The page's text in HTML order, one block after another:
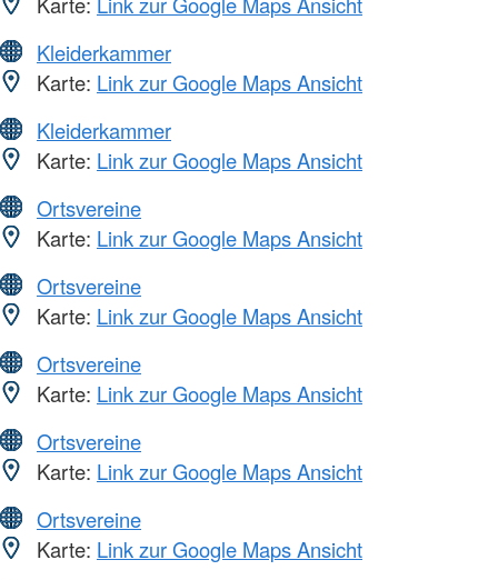
Kleiderkammer
Karte: Link zur Google Maps Ansicht
Kleiderkammer
Karte: Link zur Google Maps Ansicht
Ortsvereine
Karte: Link zur Google Maps Ansicht
Ortsvereine
Karte: Link zur Google Maps Ansicht
Ortsvereine
Karte: Link zur Google Maps Ansicht
Ortsvereine
Karte: Link zur Google Maps Ansicht
Ortsvereine
Karte: Link zur Google Maps Ansicht